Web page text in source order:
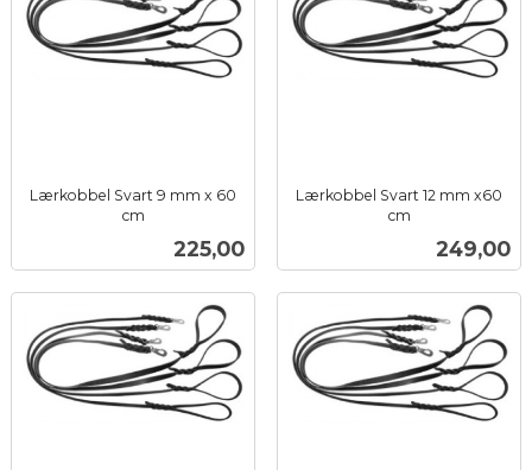
Lærkobbel Svart 9 mm x 60
cm
Pris
225,00
Lærkobbel Svart 12 mm x60
cm
Pris
249,00